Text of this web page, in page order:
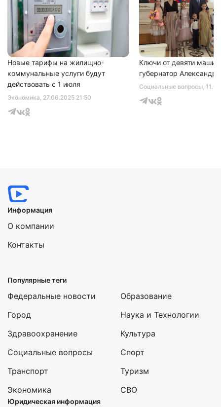
Экономика, 27.06.2025 21:50
Новые тарифы на жилищно-
коммунальные услуги будут
действовать с 1 июля
Социальные вопросы,
Ключи от девяти машин
губернатор Александр
Информация
О компании
Контакты
Популярные теги
Федеральные новости
Город
Здравоохранение
Социальные вопросы
Транспорт
Экономика
Образование
Наука и Технологии
Культура
Спорт
Туризм
СВО
Юридическая информация